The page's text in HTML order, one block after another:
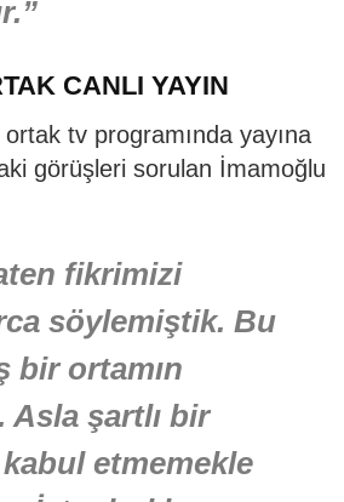
CANLI YAYIN
ortak tv programında yayına
görüşleri sorulan İmamoğlu
fikrimizi
söylemiştik. Bu
bir ortamın
Asla şartlı bir
etmemekle